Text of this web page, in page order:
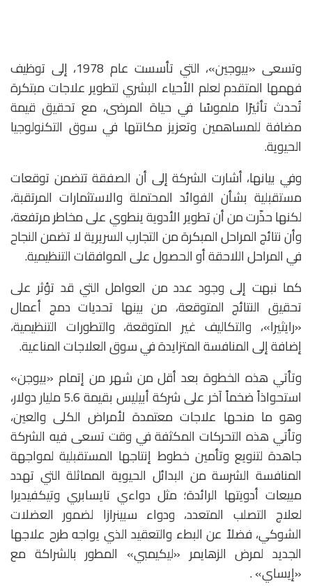
وتسعى «بيوجين»، التي تأسست عام 1978، إلى توظيف
فهمها المتقدم لعلم الأحياء البشري لتطوير علاجات مبتكرة
تُحدث تأثيرًا ملموسًا في حياة المرضى، مع تحقيق قيمة
مضافة للمساهمين وتعزيز مكانتها في سوق التكنولوجيا
الحيوية.
وفي بيانها، أشارت الشركة إلى أن الصفقة تتضمن توقعات
مستقبلية بشأن الفوائد المحتملة والاستثمارات المرتقبة،
لكنها حذّرت من أن تطوير الأدوية ينطوي على مخاطر مرتفعة،
وأن نتائج المراحل المبكرة من التجارب السريرية لا تضمن النجاح
في المراحل اللاحقة أو الحصول على الموافقات التنظيمية.
كما نبهت إلى وجود عدد من العوامل التي قد تؤثر على
تحقيق النتائج المتوقعة، من بينها تحديات دمج أعمال
«رايثيرا»، والتكاليف غير المتوقعة، والتطورات التنظيمية،
إضافة إلى المنافسة المتزايدة في سوق العلاجات المناعية.
وتأتي هذه الخطوة بعد أقل من شهر من إتمام «بيوجن»
استحواذاً ضخماً آخر على شركة أبيليس بقيمة 5.6 مليار دولار،
وهو ما منحها علاجات معتمدة لأمراض الكلى والعين،
وتأتي هذه التحركات المكثفة في وقت تسعى فيه الشركة
جاهدة لتنويع وتأمين خطوط إنتاجها المستقبلية لمواجهة
المنافسة الشرسة من البدائل الحيوية المماثلة التي تهدد
مبيعات أدويتها الرائدة؛ مثل دواءي تايسابري وتيكفيديرا
لعلاج التصلب المتعدد، ودواء سبينرازا لضمور العضلات
الشوكي، فضلاً عن البطء والتعقيد الذي يواجه طرح علاجها
الجديد لمرض الزهايمر «ليكيمبي» المطور بالشراكة مع
«إيساي» .